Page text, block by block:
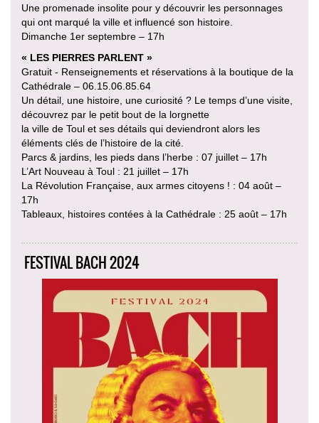
Une promenade insolite pour y découvrir les personnages
qui ont marqué la ville et influencé son histoire.
Dimanche 1er septembre – 17h
« LES PIERRES PARLENT »
Gratuit - Renseignements et réservations à la boutique de la
Cathédrale – 06.15.06.85.64
Un détail, une histoire, une curiosité ? Le temps d’une visite,
découvrez par le petit bout de la lorgnette
la ville de Toul et ses détails qui deviendront alors les
éléments clés de l’histoire de la cité.
Parcs & jardins, les pieds dans l’herbe : 07 juillet – 17h
L’Art Nouveau à Toul : 21 juillet – 17h
La Révolution Française, aux armes citoyens ! : 04 août –
17h
Tableaux, histoires contées à la Cathédrale : 25 août – 17h
FESTIVAL BACH 2024